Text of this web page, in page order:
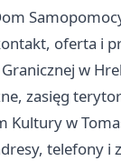
oferta i
w
zasięg
Kultury w
telefony i